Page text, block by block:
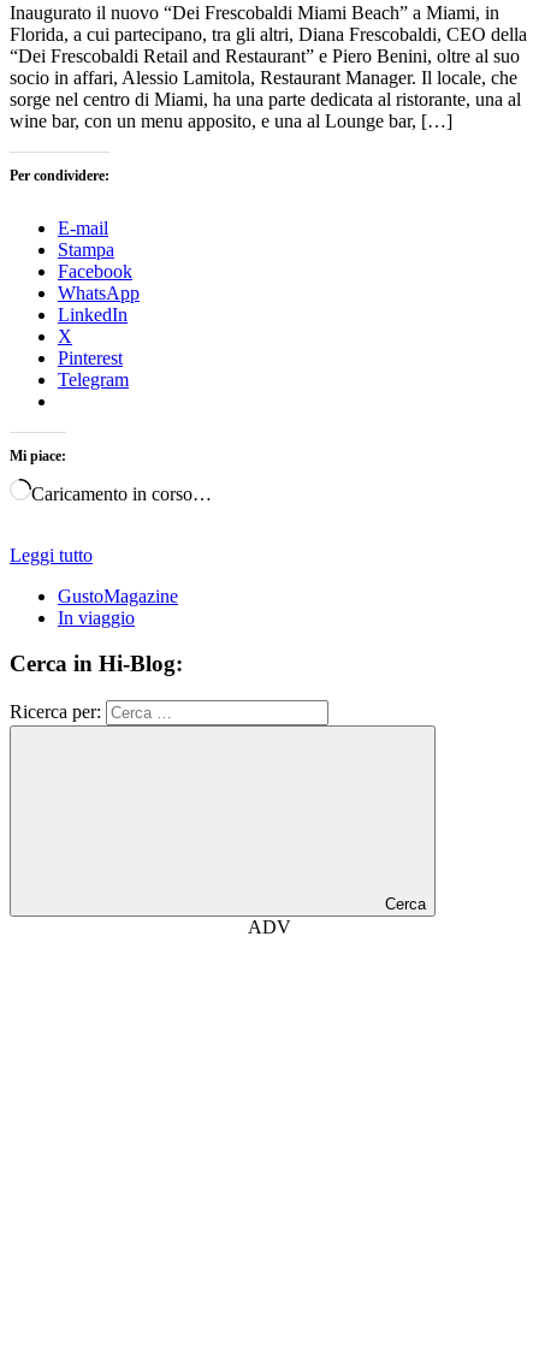
Inaugurato il nuovo “Dei Frescobaldi Miami Beach” a Miami, in
Florida, a cui partecipano, tra gli altri, Diana Frescobaldi, CEO della
“Dei Frescobaldi Retail and Restaurant” e Piero Benini, oltre al suo
socio in affari, Alessio Lamitola, Restaurant Manager. Il locale, che
sorge nel centro di Miami, ha una parte dedicata al ristorante, una al
wine bar, con un menu apposito, e una al Lounge bar, […]
Per condividere:
E-mail
Stampa
Facebook
WhatsApp
LinkedIn
X
Pinterest
Telegram
Mi piace:
Caricamento in corso…
Leggi tutto
GustoMagazine
In viaggio
Cerca in Hi-Blog:
Ricerca per:
Cerca
ADV